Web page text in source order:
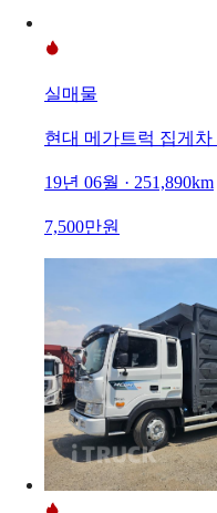
실매물
현대 메가트럭 집게차
19년 06월 · 251,890km
7,500만원